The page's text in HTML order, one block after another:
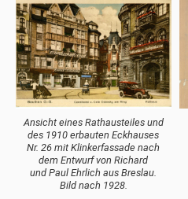
Ansicht eines Rathausteiles und
des 1910 erbauten Eckhauses
Nr. 26 mit Klinkerfassade nach
dem Entwurf von Richard
und Paul Ehrlich aus Breslau.
Bild nach 1928.